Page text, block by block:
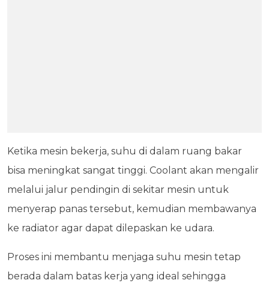
Ketika mesin bekerja, suhu di dalam ruang bakar
bisa meningkat sangat tinggi. Coolant akan mengalir
melalui jalur pendingin di sekitar mesin untuk
menyerap panas tersebut, kemudian membawanya
ke radiator agar dapat dilepaskan ke udara.
Proses ini membantu menjaga suhu mesin tetap
berada dalam batas kerja yang ideal sehingga